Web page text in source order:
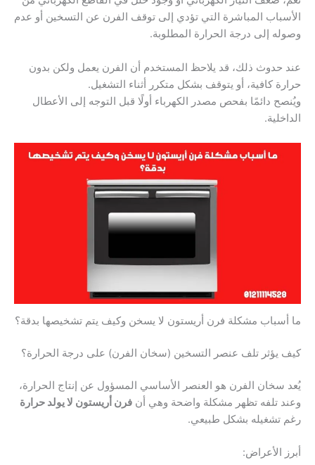
الأسباب المباشرة التي تؤدي إلى توقف الفرن عن التسخين أو عدم
وصوله إلى درجة الحرارة المطلوبة.
عند حدوث ذلك، قد يلاحظ المستخدم أن الفرن يعمل ولكن بدون
حرارة كافية، أو يتوقف بشكل متكرر أثناء التشغيل.
ويُنصح دائمًا بفحص مصدر الكهرباء أولًا قبل التوجه إلى الأعطال
الداخلية.
ما أسباب مشكلة فرن أريستون لا يسخن وكيف يتم تشخيصها بدقة؟
كيف يؤثر تلف عنصر التسخين (سخان الفرن) على درجة الحرارة؟
يُعد سخان الفرن هو العنصر الأساسي المسؤول عن إنتاج الحرارة،
وعند تلفه تظهر مشكلة واضحة وهي أن فرن أريستون لا يولد حرارة
رغم تشغيله بشكل طبيعي.
أبرز الأعراض: